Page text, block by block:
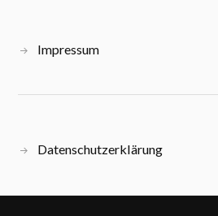
Impressum
Datenschutzerklärung